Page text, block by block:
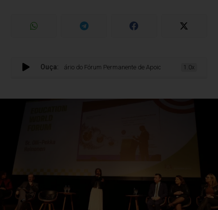
Ouça:
Seminário do Fórum Permanente de Apoio à Formação de 1.0x